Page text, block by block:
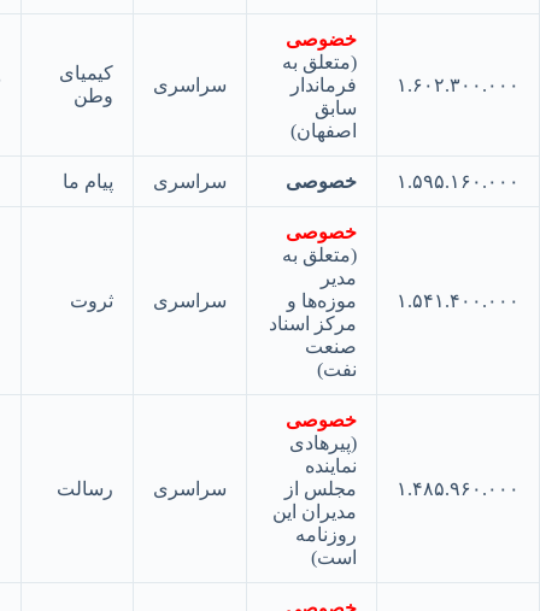
خضوصی
(متعلق به
فرماندار
اصفهان)
سراسری
کیمیای
خصوصی سراسری پیام ما
خصوصی
(متعلق به
موزه‌ها و
مرکز اسناد
صنعت
سراسری ثروت
خصوصی
(پیرهادی
نماینده
مجلس از
مدیران این
روزنامه
سراسری رسالت